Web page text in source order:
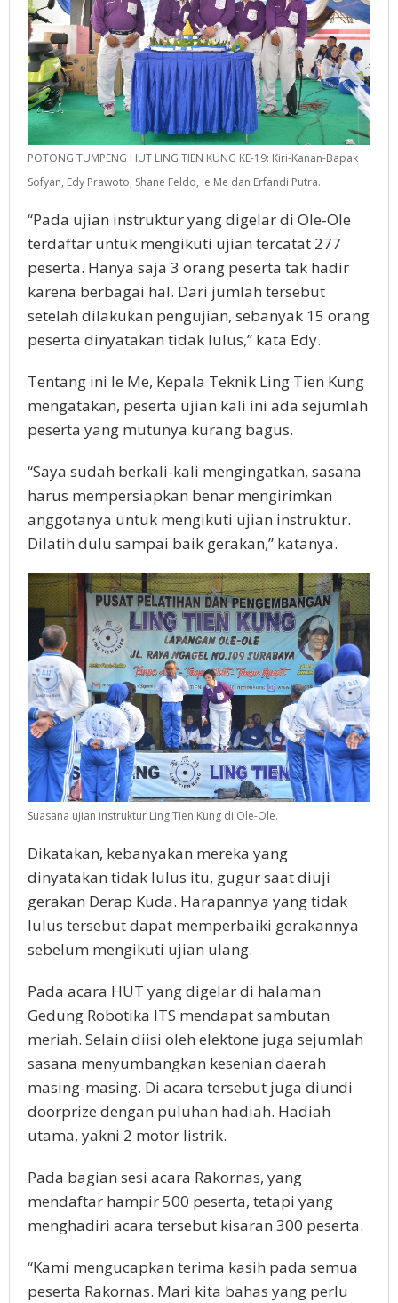
POTONG TUMPENG HUT LING TIEN KUNG KE-19: Kiri-Kanan-Bapak
Sofyan, Edy Prawoto, Shane Feldo, Ie Me dan Erfandi Putra.
“Pada ujian instruktur yang digelar di Ole-Ole
terdaftar untuk mengikuti ujian tercatat 277
peserta. Hanya saja 3 orang peserta tak hadir
karena berbagai hal. Dari jumlah tersebut
setelah dilakukan pengujian, sebanyak 15 orang
peserta dinyatakan tidak lulus,” kata Edy.
Tentang ini Ie Me, Kepala Teknik Ling Tien Kung
mengatakan, peserta ujian kali ini ada sejumlah
peserta yang mutunya kurang bagus.
“Saya sudah berkali-kali mengingatkan, sasana
harus mempersiapkan benar mengirimkan
anggotanya untuk mengikuti ujian instruktur.
Dilatih dulu sampai baik gerakan,” katanya.
Suasana ujian instruktur Ling Tien Kung di Ole-Ole.
Dikatakan, kebanyakan mereka yang
dinyatakan tidak lulus itu, gugur saat diuji
gerakan Derap Kuda. Harapannya yang tidak
lulus tersebut dapat memperbaiki gerakannya
sebelum mengikuti ujian ulang.
Pada acara HUT yang digelar di halaman
Gedung Robotika ITS mendapat sambutan
meriah. Selain diisi oleh elektone juga sejumlah
sasana menyumbangkan kesenian daerah
masing-masing. Di acara tersebut juga diundi
doorprize dengan puluhan hadiah. Hadiah
utama, yakni 2 motor listrik.
Pada bagian sesi acara Rakornas, yang
mendaftar hampir 500 peserta, tetapi yang
menghadiri acara tersebut kisaran 300 peserta.
“Kami mengucapkan terima kasih pada semua
peserta Rakornas. Mari kita bahas yang perlu